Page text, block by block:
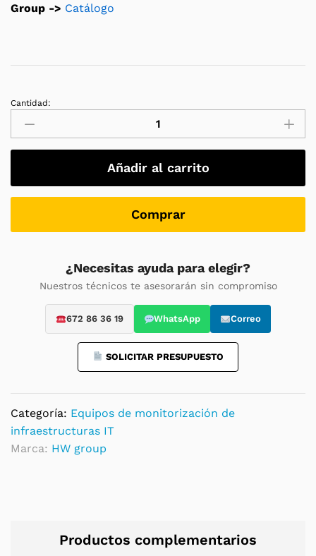
Group -> Catálogo
HWg-
Ares
12
a
de
temperatura
de
respaldo
quantity
Cantidad:
Añadir al carrito
Comprar
¿Necesitas ayuda para elegir?
Nuestros técnicos te asesorarán sin compromiso
672 86 36 19 WhatsApp Correo
SOLICITAR PRESUPUESTO
Categoría: Equipos de monitorización de
infraestructuras IT
Marca: HW group
Productos complementarios